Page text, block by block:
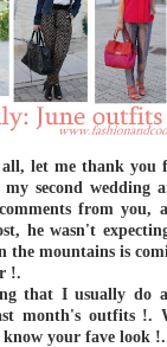
let me thank you
second wedding
comments from
he wasn't
mountains is
!.
that I usually do
month's outfits !.
your fave look !.